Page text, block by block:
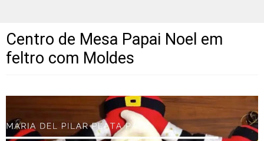
Centro de Mesa Papai Noel em
feltro com Moldes